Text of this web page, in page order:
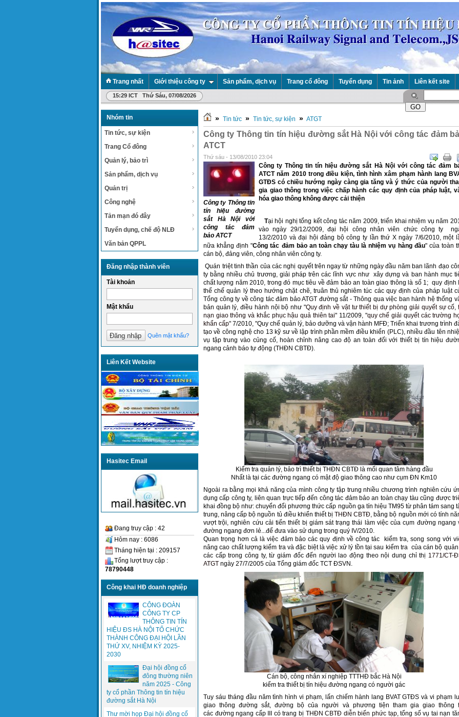
Trang nhất Giới thiệu công ty Sản phẩm, dịch vụ Trang cổ đông Tuyển dụng Tin ảnh Liên kết site
15:29 ICT Thứ Sáu, 07/08/2026
Nhóm tin
Tin tức, sự kiện
Trang Cổ đông
Quản lý, bảo trì
Sản phẩm, dịch vụ
Quản trị
Công nghệ
Tản mạn đó đây
Tuyển dụng, chế độ NLĐ
Văn bản QPPL
Đăng nhập thành viên
Tài khoản
Mật khẩu
Quên mật khẩu?
Liên Kết Website
Hasitec Email
Đang truy cập : 42
Hôm nay : 6086
Tháng hiện tại : 209157
Tổng lượt truy cập :
78790448
Công khai HĐ doanh nghiệp
CÔNG ĐOÀN
CÔNG TY CP
THÔNG TIN TÍN
HIỆU ĐS HÀ NỘI TỔ CHỨC
THÀNH CÔNG ĐẠI HỘI LẦN
THỨ XV, NHIỆM KỲ 2025-
2030
Đại hội đồng cổ
đông thường niên
năm 2025 - Công
ty cổ phần Thông tin tín hiệu
đường sắt Hà Nội
Thư mời họp Đại hội đồng cổ
» Tin tức » Tin tức, sự kiện » ATGT
Công ty Thông tin tín hiệu đường sắt Hà Nội với công tác đảm
ATCT
Thứ sáu - 13/08/2010 23:04
Công ty Thông tin
tín hiệu đường
sắt Hà Nội với
công tác đảm
bảo ATCT
Công ty Thông tin tín hiệu đường sắt Hà Nội với công tác đảm
ATCT năm 2010 trong điều kiện, tình hình xâm phạm hành lang
GTĐS có chiều hướng ngày càng gia tăng và ý thức của người
gia giao thông trong việc chấp hành các quy định của pháp luật,
hóa giao thông không được cải thiện
Tại hội nghị tổng kết công tác năm 2009, triển khai nhiệm vụ năm
vào ngày 29/12/2009, đại hội công nhân viên chức công ty
13/2/2010 và đại hội đảng bộ công ty lần thứ X ngày 7/6/2010, một
nữa khẳng định "Công tác đảm bảo an toàn chạy tàu là nhiệm vụ hàng đầu" của toàn
cán bộ, đảng viên, công nhân viên công ty.
Quán triệt tinh thần của các nghị quyết trên ngay từ những ngày đầu năm ban lãnh đạo
ty bằng nhiều chủ trương, giải pháp trên các lĩnh vực như xây dựng và ban hành mục
chất lượng năm 2010, trong đó mục tiêu về đảm bảo an toàn giao thông là số 1; quy định
thể chế quản lý theo hướng chặt chẽ, truân thủ nghiêm túc các quy định của pháp luật
Tổng công ty về công tác đảm bảo ATGT đường sắt - Thông qua việc ban hành hệ thống
bản quản lý, điều hành nội bộ như "Quy định về vật tư thiết bị dự phòng giải quyết sự cố,
nạn giao thông và khắc phục hậu quả thiên tai" 11/2009, "quy chế giải quyết các trường
khẩn cấp" 7/2010, "Quy chế quản lý, bảo dưỡng và vận hành MFĐ; Triển khai trương trình
tạo về công nghệ cho 13 kỹ sư về lập trình phần mềm điều khiển (PLC), nhiều đầu tên
vụ tập trung vào củng cố, hoàn chỉnh nâng cao độ an toàn đối với thiết bị tín hiệu
ngang cảnh báo tự động (THĐN CBTĐ).
Kiểm tra quản lý, bảo trì thiết bị THĐN CBTĐ là mối quan tâm hàng đầu
Nhất là tại các đường ngang có mật độ giao thông cao như cụm ĐN Km10
Ngoài ra bằng mọi khả năng của mình công ty tập trung nhiều chương trình nghiên cứu
dụng cấp công ty, liên quan trực tiếp đến công tác đảm bảo an toàn chạy tàu cũng được
khai đồng bộ như: chuyển đổi phương thức cấp nguồn ga tín hiệu TM95 từ phân tám sang
trung, nâng cấp bộ nguồn tủ điều khiển thiết bịTHĐN CBTĐ, bằng bộ nguồn mới có tính
vượt trội, nghiên cứu cải tiến thiết bị giám sát trạng thái làm việc của cụm đường ngang
đường ngang đơn lẻ...để đưa vào sử dụng trong quý IV/2010.
Quan trọng hơn cả là việc đảm bảo các quy định về công tác kiểm tra, song song với
nâng cao chất lượng kiểm tra và đặc biệt là việc xử lý tồn tại sau kiểm tra của cán bộ
các cấp trong công ty, từ giám đốc đến người lao động theo nội dung chỉ thị 1771/CT-
ATGT ngày 27/7/2005 của Tổng giám đốc TCT ĐSVN.
Cán bộ, công nhân xí nghiệp TTTHĐ bắc Hà Nội
kiểm tra thiết bị tín hiệu đường ngang có người gác
Tuy sáu tháng đầu năm tình hình vi phạm, lấn chiếm hành lang BVAT GTĐS và vi phạm
giao thông đường sắt, đường bộ của người và phương tiện tham gia giao thông
các đường ngang cấp III có trang bị THĐN CBTĐ diễn biến phức tạp, tổng số vụ tai nạn